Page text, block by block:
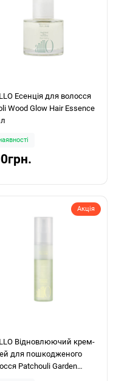
Есенція для волосся
Wood Glow Hair Essence
Акція
Відновлюючий крем-
для пошкодженого
Patchouli Garden